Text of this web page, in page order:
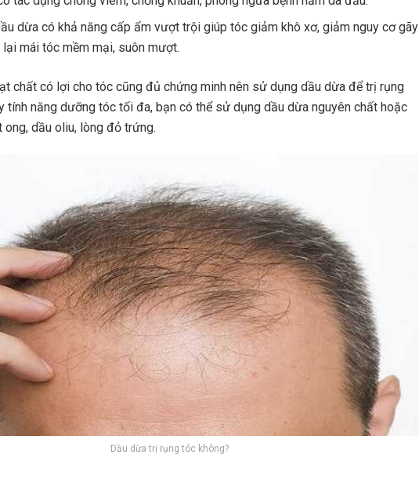
dừa có khả năng cấp ẩm vượt trội giúp tóc giảm khô xơ, giảm nguy cơ gãy
mái tóc mềm mại, suôn mượt.
chất có lợi cho tóc cũng đủ chứng minh nên sử dụng dầu dừa để trị rụng
tính năng dưỡng tóc tối đa, bạn có thể sử dụng dầu dừa nguyên chất hoặc
ong, dầu oliu, lòng đỏ trứng.
Dầu dừa trị rụng tóc không?